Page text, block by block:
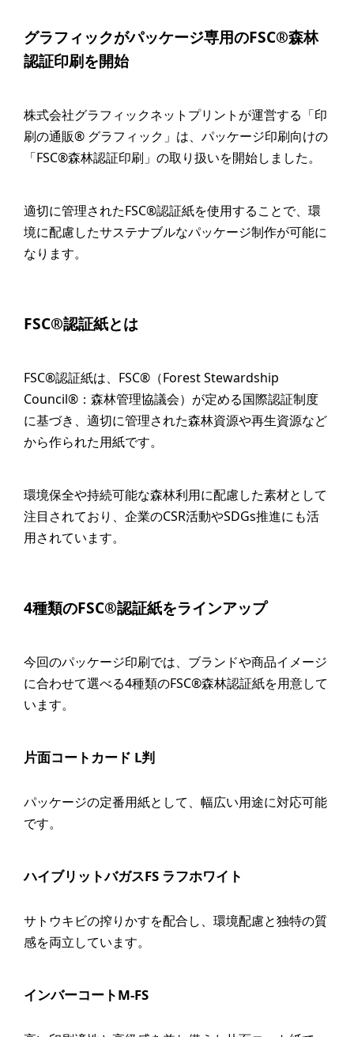
グラフィックがパッケージ専用のFSC®森林
認証印刷を開始
株式会社グラフィックネットプリントが運営する「印
刷の通販® グラフィック」は、パッケージ印刷向けの
「FSC®森林認証印刷」の取り扱いを開始しました。
適切に管理されたFSC®認証紙を使用することで、環
境に配慮したサステナブルなパッケージ制作が可能に
なります。
FSC®認証紙とは
FSC®認証紙は、FSC®（Forest Stewardship
Council®：森林管理協議会）が定める国際認証制度
に基づき、適切に管理された森林資源や再生資源など
から作られた用紙です。
環境保全や持続可能な森林利用に配慮した素材として
注目されており、企業のCSR活動やSDGs推進にも活
用されています。
4種類のFSC®認証紙をラインアップ
今回のパッケージ印刷では、ブランドや商品イメージ
に合わせて選べる4種類のFSC®森林認証紙を用意して
います。
片面コートカード L判
パッケージの定番用紙として、幅広い用途に対応可能
です。
ハイブリットバガスFS ラフホワイト
サトウキビの搾りかすを配合し、環境配慮と独特の質
感を両立しています。
インバーコートM-FS